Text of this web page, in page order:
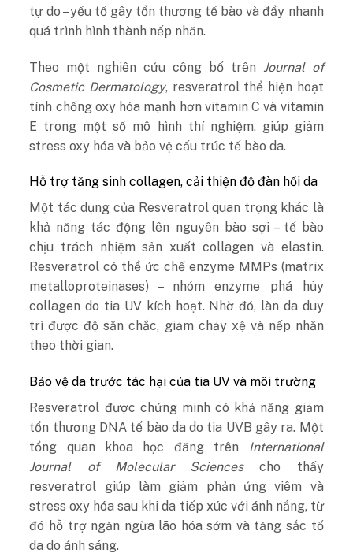
tự do – yếu tố gây tổn thương tế bào và đẩy nhanh
quá trình hình thành nếp nhăn.
Theo một nghiên cứu công bố trên Journal of
Cosmetic Dermatology, resveratrol thể hiện hoạt
tính chống oxy hóa mạnh hơn vitamin C và vitamin
E trong một số mô hình thí nghiệm, giúp giảm
stress oxy hóa và bảo vệ cấu trúc tế bào da.
Hỗ trợ tăng sinh collagen, cải thiện độ đàn hồi da
Một tác dụng của Resveratrol quan trọng khác là
khả năng tác động lên nguyên bào sợi – tế bào
chịu trách nhiệm sản xuất collagen và elastin.
Resveratrol có thể ức chế enzyme MMPs (matrix
metalloproteinases) – nhóm enzyme phá hủy
collagen do tia UV kích hoạt. Nhờ đó, làn da duy
trì được độ săn chắc, giảm chảy xệ và nếp nhăn
theo thời gian.
Bảo vệ da trước tác hại của tia UV và môi trường
Resveratrol được chứng minh có khả năng giảm
tổn thương DNA tế bào da do tia UVB gây ra. Một
tổng quan khoa học đăng trên International
Journal of Molecular Sciencescho thấy
resveratrol giúp làm giảm phản ứng viêm và
stress oxy hóa sau khi da tiếp xúc với ánh nắng, từ
đó hỗ trợ ngăn ngừa lão hóa sớm và tăng sắc tố
da do ánh sáng.